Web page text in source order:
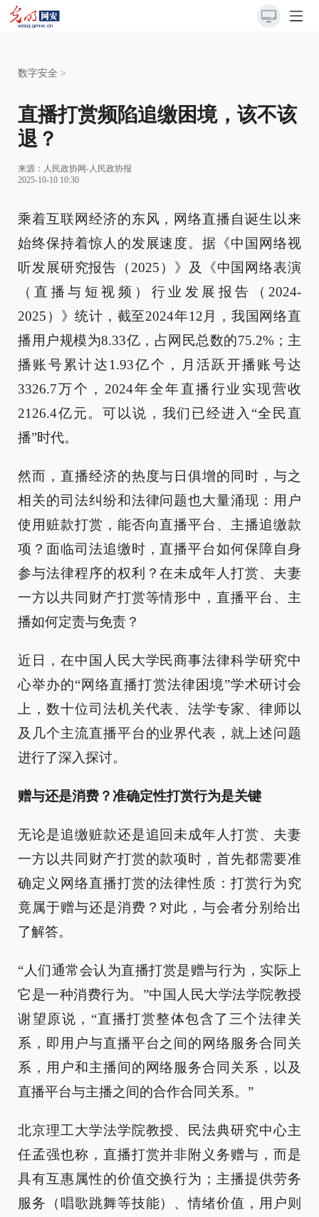
数字安全 >
直播打赏频陷追缴困境，该不该
退？
来源： 人民政协网-人民政协报
2025-10-10 10:30
乘着互联网经济的东风，网络直播自诞生以来
始终保持着惊人的发展速度。据《中国网络视
听发展研究报告（2025）》及《中国网络表演
（直播与短视频）行业发展报告（2024-
2025）》统计，截至2024年12月，我国网络直
播用户规模为8.33亿，占网民总数的75.2%；主
播账号累计达1.93亿个，月活跃开播账号达
3326.7万个，2024年全年直播行业实现营收
2126.4亿元。可以说，我们已经进入“全民直
播”时代。
然而，直播经济的热度与日俱增的同时，与之
相关的司法纠纷和法律问题也大量涌现：用户
使用赃款打赏，能否向直播平台、主播追缴款
项？面临司法追缴时，直播平台如何保障自身
参与法律程序的权利？在未成年人打赏、夫妻
一方以共同财产打赏等情形中，直播平台、主
播如何定责与免责？
近日，在中国人民大学民商事法律科学研究中
心举办的“网络直播打赏法律困境”学术研讨会
上，数十位司法机关代表、法学专家、律师以
及几个主流直播平台的业界代表，就上述问题
进行了深入探讨。
赠与还是消费？准确定性打赏行为是关键
无论是追缴赃款还是追回未成年人打赏、夫妻
一方以共同财产打赏的款项时，首先都需要准
确定义网络直播打赏的法律性质：打赏行为究
竟属于赠与还是消费？对此，与会者分别给出
了解答。
“人们通常会认为直播打赏是赠与行为，实际上
它是一种消费行为。”中国人民大学法学院教授
谢望原说，“直播打赏整体包含了三个法律关
系，即用户与直播平台之间的网络服务合同关
系，用户和主播间的网络服务合同关系，以及
直播平台与主播之间的合作合同关系。”
北京理工大学法学院教授、民法典研究中心主
任孟强也称，直播打赏并非附义务赠与，而是
具有互惠属性的价值交换行为；主播提供劳务
服务（唱歌跳舞等技能）、情绪价值，用户则